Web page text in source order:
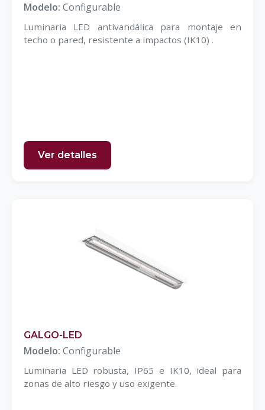
Modelo: Configurable
Luminaria LED antivandálica para montaje en
techo o pared, resistente a impactos (IK10) .
Ver detalles
GALGO-LED
Modelo: Configurable
Luminaria LED robusta, IP65 e IK10, ideal para
zonas de alto riesgo y uso exigente.